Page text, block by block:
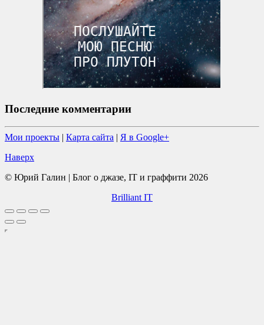
Последние комментарии
Мои проекты Карта сайта
Я в Google+
Наверх
© Юрий Галин | Блог о джазе, IT и граффити 2026
Brilliant IT